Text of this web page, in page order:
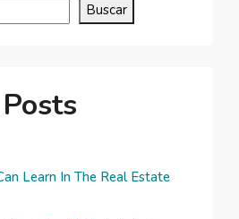
Buscar
Learn In The Real Estate